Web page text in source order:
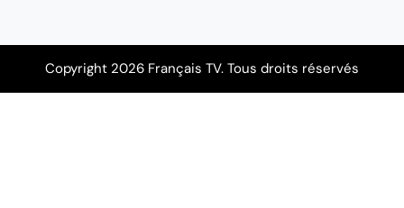
Copyright 2026 Français TV. Tous droits réservés